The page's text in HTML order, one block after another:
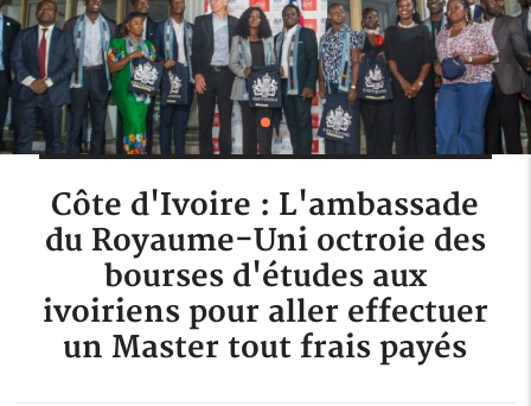
Côte d'Ivoire : L'ambassade
du Royaume-Uni octroie des
bourses d'études aux
ivoiriens pour aller effectuer
un Master tout frais payés